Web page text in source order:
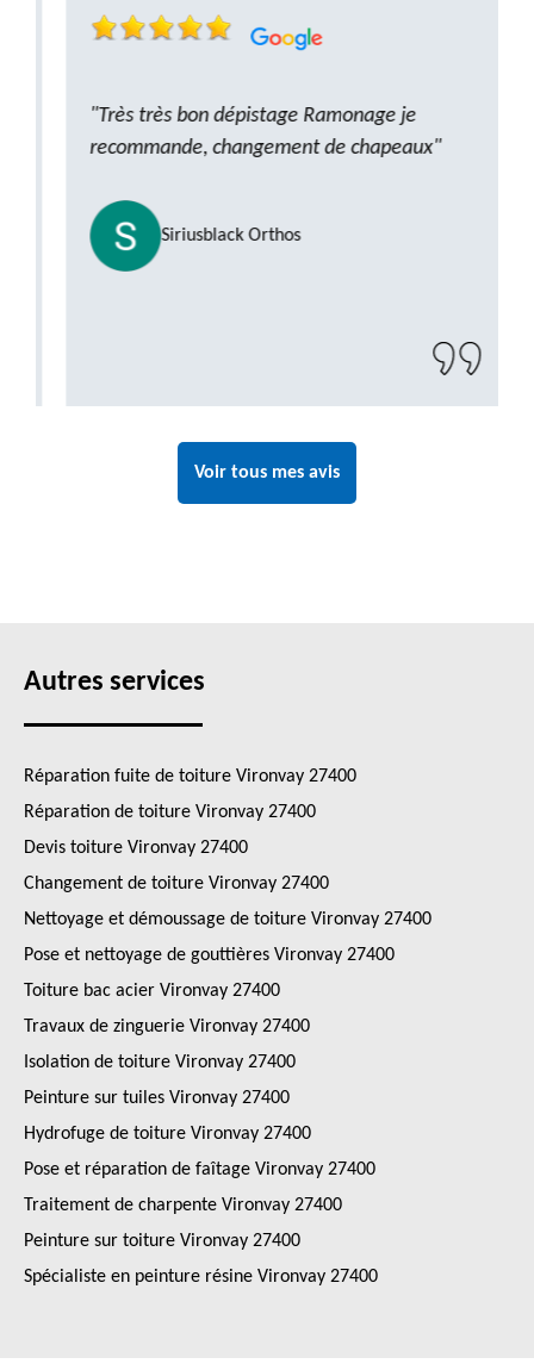
"Très très bon dépistage Ramonage je
recommande, changement de chapeaux"
Siriusblack Orthos
Voir tous mes avis
Autres services
Réparation fuite de toiture Vironvay 27400
Réparation de toiture Vironvay 27400
Devis toiture Vironvay 27400
Changement de toiture Vironvay 27400
Nettoyage et démoussage de toiture Vironvay 27400
Pose et nettoyage de gouttières Vironvay 27400
Toiture bac acier Vironvay 27400
Travaux de zinguerie Vironvay 27400
Isolation de toiture Vironvay 27400
Peinture sur tuiles Vironvay 27400
Hydrofuge de toiture Vironvay 27400
Pose et réparation de faîtage Vironvay 27400
Traitement de charpente Vironvay 27400
Peinture sur toiture Vironvay 27400
Spécialiste en peinture résine Vironvay 27400